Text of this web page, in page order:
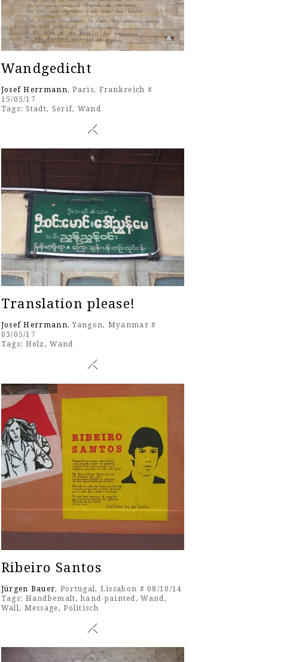
Wandgedicht
Josef Herrmann, Paris, Frankreich #
15/05/17
Tags: Stadt, Serif, Wand
Translation please!
Josef Herrmann, Yangon, Myanmar #
03/05/17
Tags: Holz ,Wand
Ribeiro Santos
Jürgen Bauer, Portugal, Lissabon # 08/10/14
Tags: Handbemalt,hand-painted,Wand,
Wall, Message,Politisch